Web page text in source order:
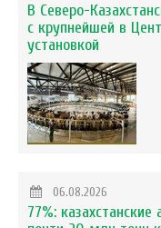
В Северо-
с крупнейшей в
установкой
06.08.2026
77%: казахстанские